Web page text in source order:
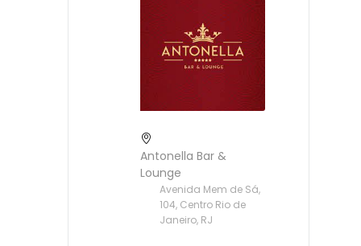
Antonella Bar &
Lounge
Avenida Mem de Sá,
104, Centro Rio de
Janeiro, RJ